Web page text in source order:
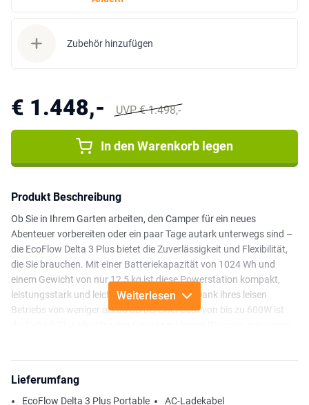
Zubehör hinzufügen
€ 1.448,- UVP € 1.498,-
In den Warenkorb legen
Produkt Beschreibung
Ob Sie in Ihrem Garten arbeiten, den Camper für ein neues
Abenteuer vorbereiten oder ein paar Tage autark unterwegs sind –
die EcoFlow Delta 3 Plus bietet die Zuverlässigkeit und Flexibilität,
die Sie brauchen. Mit einer Batteriekapazität von 1024 Wh und
einem Gewicht von nur 12,5 kg ist diese Powerstation kompakt,
leistungsstark und leicht zu transportieren. Dank ihres leisen
Betriebs von weniger als 30 dB bei einer Last von bis zu 600W ist
wieder einsatzbereit. Über den doppelten Solareingang von 2 x
500W können Sie die Batterie in etwa 70 Minuten vollständig mit
Weiterlesen
Lieferumfang
EcoFlow Delta 3 Plus Portable
AC-Ladekabel